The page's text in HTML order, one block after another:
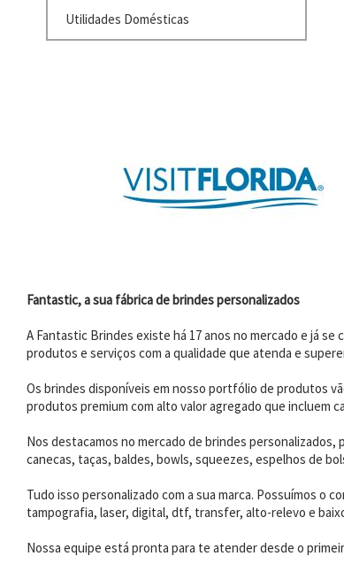
Utilidades Domésticas
Fantastic, a sua fábrica de brindes personalizados
A Fantastic Brindes existe há 17 anos no mercado e já
produtos e serviços com a qualidade que atenda e
Os brindes disponíveis em nosso portfólio de produtos
produtos premium com alto valor agregado que incluem
Nos destacamos no mercado de brindes
canecas, taças, baldes, bowls, squeezes, espelhos de
Tudo isso personalizado com a sua marca. Possuímos o
tampografia, laser, digital, dtf, transfer, alto-relevo e
Nossa equipe está pronta para te atender desde o